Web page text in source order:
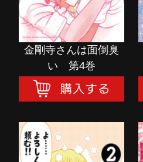
金剛寺さんは面倒臭
い 第4巻